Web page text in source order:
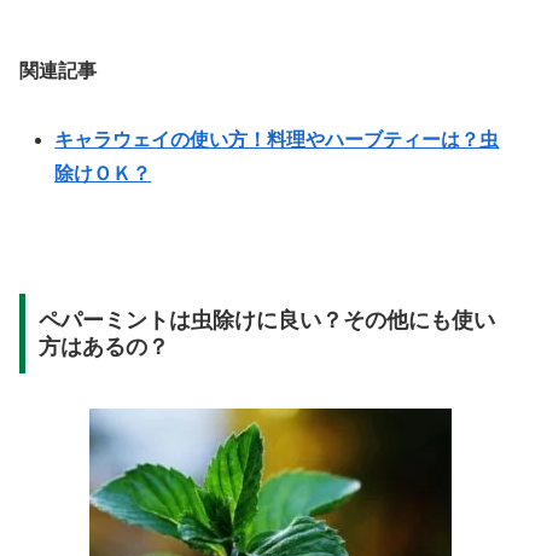
関連記事
キャラウェイの使い方！料理やハーブティーは？虫
除けＯＫ？
ペパーミントは虫除けに良い？その他にも使い
方はあるの？